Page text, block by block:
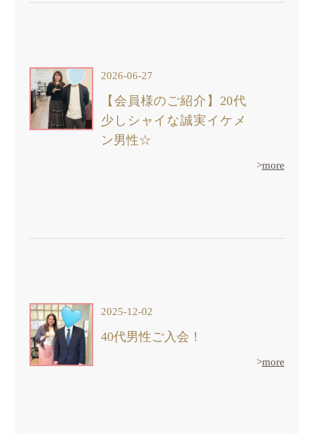
2026-06-27
【会員様のご紹介】20代
少しシャイな誠実イケメ
ン男性☆
>more
2025-12-02
40代男性ご入会！
>more